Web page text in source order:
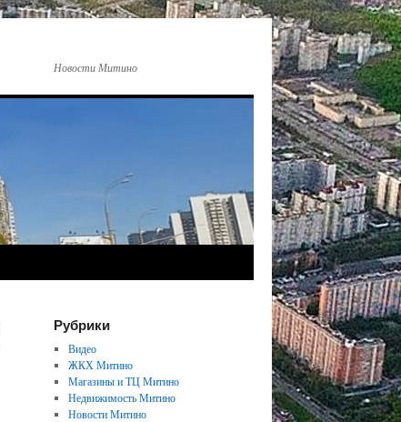
Новости Митино
Рубрики
Видео
ЖКХ Митино
Магазины и ТЦ Митино
Недвижимость Митино
Новости Митино